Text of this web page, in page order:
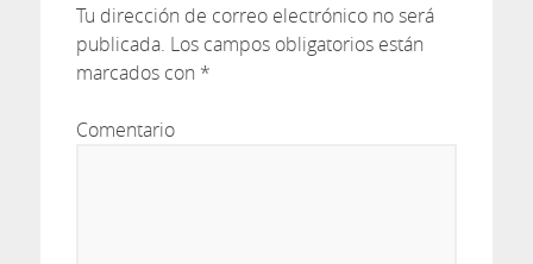
Tu dirección de correo electrónico no será
publicada. Los campos obligatorios están
marcados con *
Comentario